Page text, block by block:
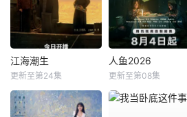
江海潮生
更新至第24集
人鱼2026
更新至第08集